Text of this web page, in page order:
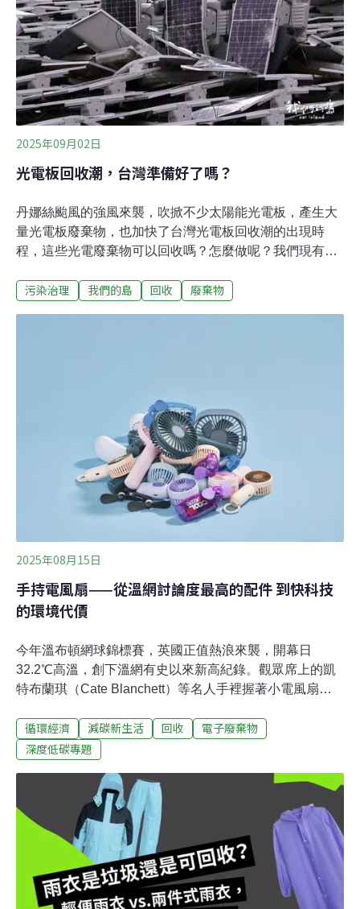
願景。單單 2024年，與零廢棄歐洲合作實施全市零廢棄解
決方案的城市人口從1600萬增加到1800萬，成長超過
10%。廚餘的回收率也從18%上升到26%。日本上勝町45
項垃圾分類提到零廢棄城鎮，位於日本四國島南方的上勝
町無疑是先驅。然而，一開始往這個方向前進，是迫於不
得不然的壓力。在
2025年09月02日
光電板回收潮，台灣準備好了嗎？
丹娜絲颱風的強風來襲，吹掀不少太陽能光電板，產生大
量光電板廢棄物，也加快了台灣光電板回收潮的出現時
程，這些光電廢棄物可以回收嗎？怎麼做呢？我們現有的
約從2000年開始裝設，2025年6月，裝置容量已經來到1
風造成13.5萬片約2800公噸太陽能光電板毀損，突顯台灣
光電板回收量能是否充足、回收制度是否完備，是迫在眉
睫的議題。太陽能光電板回收潮何時來臨？光電業者坦
言，受到極端氣候和天災的影響，光電板回收潮比想像的
還快出現，加上光電板性能快速增長，新型光電板發
污染治理 我們的島 回收 廢棄物
2025年08月15日
手持電風扇——從溫網討論度最高的配件 到快科技
的環境代價
今年溫布頓網球錦標賽，英國正值熱浪來襲，開幕日
32.2℃高溫，創下溫網有史以來新高紀錄。觀眾席上的凱
特布蘭琪（Cate Blanchett）等名人手裡握著小電風扇，
特布蘭琪還會拿著同一支手持電風扇出現在螢光幕上嗎？
或許無法確定，但隨著氣溫連年攀升，手持電風扇這類
背後的真相：「快科技」廢棄物驚人現況英國環保組織
Material Focus執行董事巴特勒（Scott Butle）表示，「我
們有了快餐，後來出現了快時尚，現在又有了快科技。它
們便宜、很容易買到，但最終都會被扔進垃圾桶。」常見
的快科技產品有行動電源、充電線、日落投影燈、夜光馬
桶蓋、迷你卡拉OK機、LED 氣球燈。產品品質一般、容
易損壞，不難想見，很少人會選擇送修，還不如再買一個
循環經濟 減碳新生活 回收
電子廢棄物
深度低碳專題